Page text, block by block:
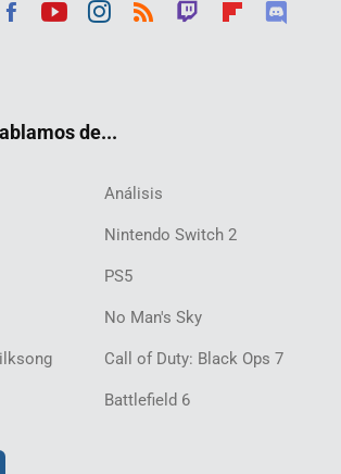
de...
Análisis
Nintendo Switch 2
PS5
No Man's Sky
Call of Duty: Black Ops 7
Battlefield 6